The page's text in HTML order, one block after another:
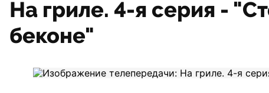
На гриле. 4-я серия -
беконе"